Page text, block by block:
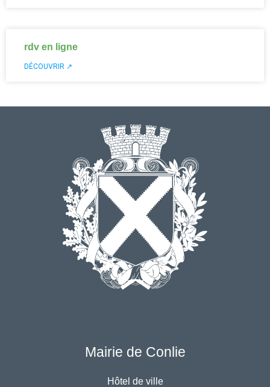
rdv en ligne
DÉCOUVRIR ↗
Mairie de Conlie
Hôtel de ville